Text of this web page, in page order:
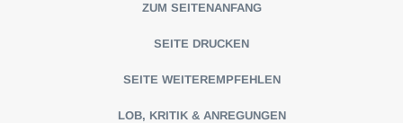
ZUM SEITENANFANG
SEITE DRUCKEN
SEITE WEITEREMPFEHLEN
LOB, KRITIK & ANREGUNGEN